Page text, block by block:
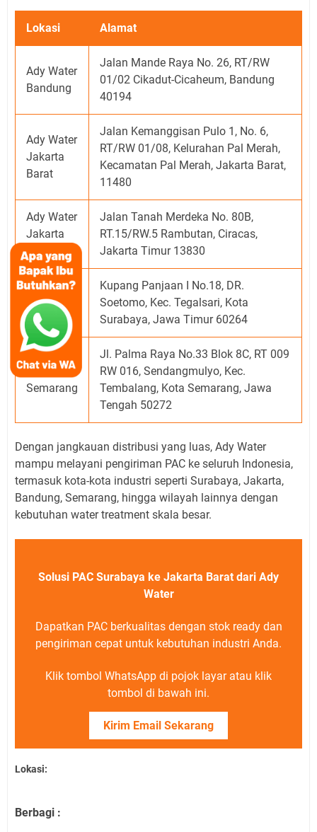
Lokasi Alamat
Ady Water
Bandung
Jalan Mande Raya No. 26, RT/RW
01/02 Cikadut-Cicaheum, Bandung
40194
Ady Water
Jakarta
Barat
Jalan Kemanggisan Pulo 1, No. 6,
RT/RW 01/08, Kelurahan Pal Merah,
Kecamatan Pal Merah, Jakarta Barat,
11480
Ady Water
Jakarta
Timur
Jalan Tanah Merdeka No. 80B,
RT.15/RW.5 Rambutan, Ciracas,
Jakarta Timur 13830
Ady Water
Surabaya
Kupang Panjaan I No.18, DR.
Soetomo, Kec. Tegalsari, Kota
Surabaya, Jawa Timur 60264
Ady Water
Semarang
Jl. Palma Raya No.33 Blok 8C, RT 009
RW 016, Sendangmulyo, Kec.
Tembalang, Kota Semarang, Jawa
Tengah 50272
Dengan jangkauan distribusi yang luas, Ady Water
mampu melayani pengiriman PAC ke seluruh Indonesia,
termasuk kota-kota industri seperti Surabaya, Jakarta,
Bandung, Semarang, hingga wilayah lainnya dengan
kebutuhan water treatment skala besar.
Solusi PAC Surabaya ke Jakarta Barat dari Ady
Water
Dapatkan PAC berkualitas dengan stok ready dan
pengiriman cepat untuk kebutuhan industri Anda.
Klik tombol WhatsApp di pojok layar atau klik
tombol di bawah ini.
Kirim Email Sekarang
Lokasi:
Berbagi :